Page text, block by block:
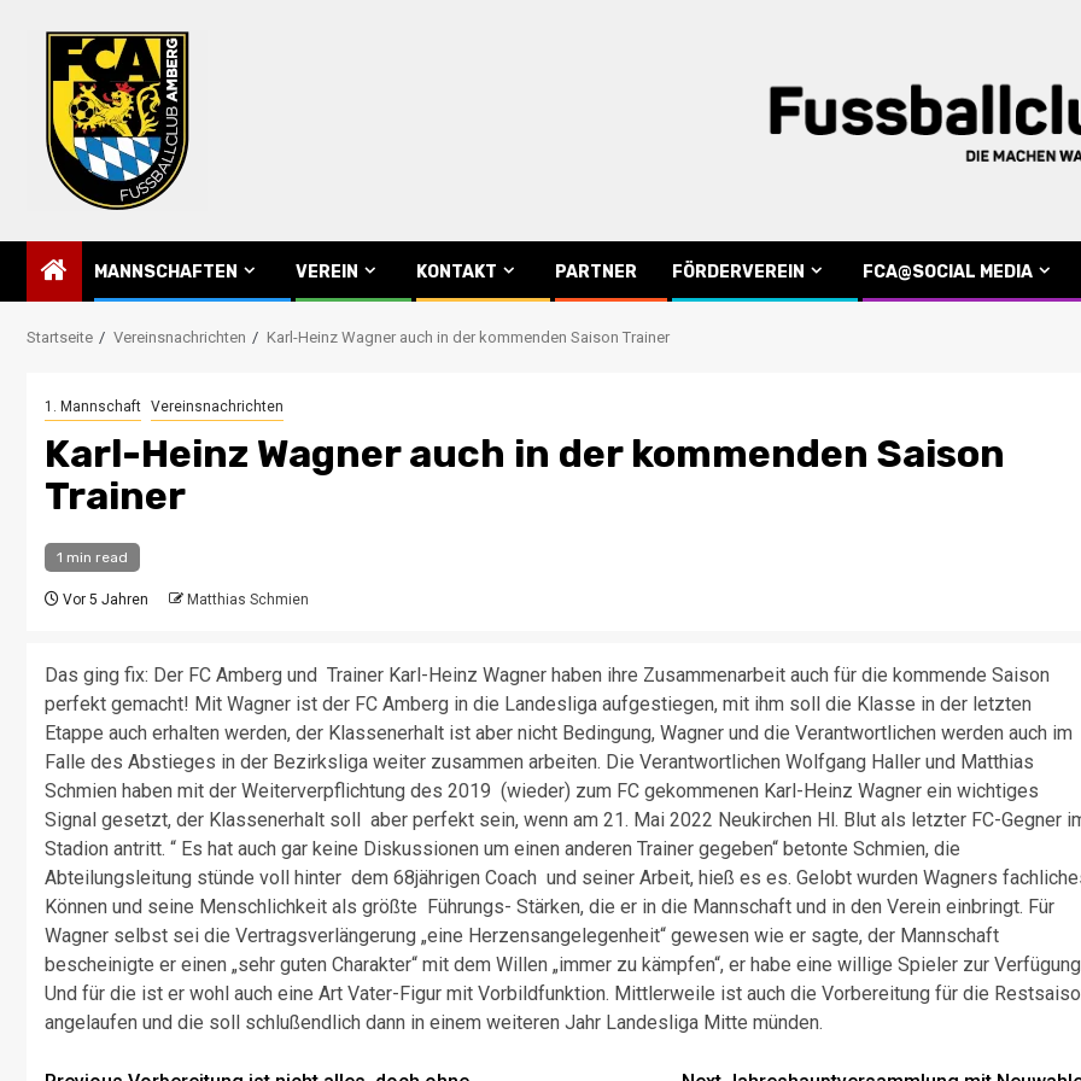
MANNSCHAFTEN VEREIN KONTAKT PARTNER FÖRDERVEREIN FCA@SOCIAL MEDIA
Startseite Vereinsnachrichten Karl-Heinz Wagner auch in der kommenden Saison Trainer
1. Mannschaft Vereinsnachrichten
Karl-Heinz Wagner auch in der kommenden Saison
Trainer
1 min read
Vor 5 Jahren Matthias Schmien
Das ging fix: Der FC Amberg und Trainer Karl-Heinz Wagner haben ihre Zusammenarbeit auch für die kommende Saison
perfekt gemacht! Mit Wagner ist der FC Amberg in die Landesliga aufgestiegen, mit ihm soll die Klasse in der letzten
Etappe auch erhalten werden, der Klassenerhalt ist aber nicht Bedingung, Wagner und die Verantwortlichen werden auch im
Falle des Abstieges in der Bezirksliga weiter zusammen arbeiten. Die Verantwortlichen Wolfgang Haller und Matthias
Schmien haben mit der Weiterverpflichtung des 2019 (wieder) zum FC gekommenen Karl-Heinz Wagner ein wichtiges
Signal gesetzt, der Klassenerhalt soll aber perfekt sein, wenn am 21. Mai 2022 Neukirchen Hl. Blut als letzter FC-Gegner
Stadion antritt. “ Es hat auch gar keine Diskussionen um einen anderen Trainer gegeben“ betonte Schmien, die
Abteilungsleitung stünde voll hinter dem 68jährigen Coach und seiner Arbeit, hieß es es. Gelobt wurden Wagners
Können und seine Menschlichkeit als größte Führungs- Stärken, die er in die Mannschaft und in den Verein einbringt. Für
Wagner selbst sei die Vertragsverlängerung „eine Herzensangelegenheit“ gewesen wie er sagte, der Mannschaft
bescheinigte er einen „sehr guten Charakter“ mit dem Willen „immer zu kämpfen“, er habe eine willige Spieler zur
Und für die ist er wohl auch eine Art Vater-Figur mit Vorbildfunktion. Mittlerweile ist auch die Vorbereitung für die
angelaufen und die soll schlußendlich dann in einem weiteren Jahr Landesliga Mitte münden.